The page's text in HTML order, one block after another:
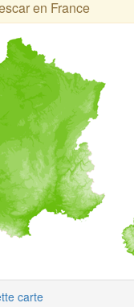
en France
carte